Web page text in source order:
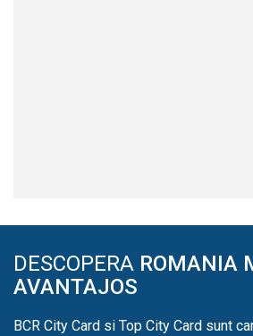
DESCOPERA ROMANIA
AVANTAJOS
BCR City Card si Top City Card sunt